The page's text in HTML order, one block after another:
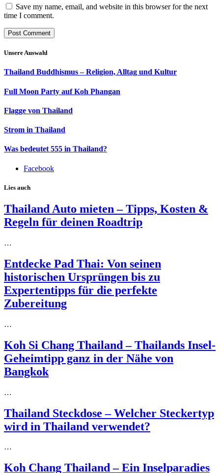
Save my name, email, and website in this browser for the next
time I comment.
Unsere Auswahl
Thailand Buddhismus – Religion, Alltag und Kultur
Full Moon Party auf Koh Phangan
Flagge von Thailand
Strom in Thailand
Was bedeutet 555 in Thailand?
Facebook
Lies auch
Thailand Auto mieten – Tipps, Kosten &
Regeln für deinen Roadtrip
…
Entdecke Pad Thai: Von seinen
historischen Ursprüngen bis zu
Expertentipps für die perfekte
Zubereitung
…
Koh Si Chang Thailand – Thailands Insel-
Geheimtipp ganz in der Nähe von
Bangkok
…
Thailand Steckdose – Welcher Steckertyp
wird in Thailand verwendet?
…
Koh Chang Thailand – Ein Inselparadies